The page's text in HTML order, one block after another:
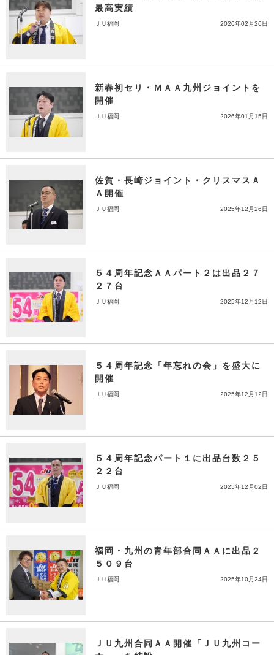
最高実績
ＪＵ福岡 2026年02月26日
新春初セリ・ＭＡＡ九州ジョイントを
開催
ＪＵ福岡 2026年01月15日
佐賀・長崎ジョイント・クリスマスＡ
Ａ開催
ＪＵ福岡 2025年12月26日
５４周年記念ＡＡパート２は出品２７
２７台
ＪＵ福岡 2025年12月12日
５４周年記念「年忘れの会」を盛大に
開催
ＪＵ福岡 2025年12月12日
５４周年記念パート１に出品台数２５
２２台
ＪＵ福岡 2025年12月02日
福岡・九州の青年部合同ＡＡに出品２
５０９台
ＪＵ福岡 2025年10月24日
ＪＵ九州合同ＡＡ開催「ＪＵ九州コー